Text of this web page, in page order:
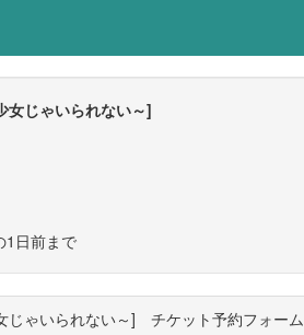
じゃいられない～]
1日前まで
じゃいられない～] チケット予約フォーム